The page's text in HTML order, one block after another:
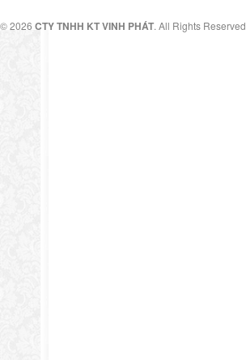
© 2026 CTY TNHH KT VINH PHÁT. All Rights Reserved